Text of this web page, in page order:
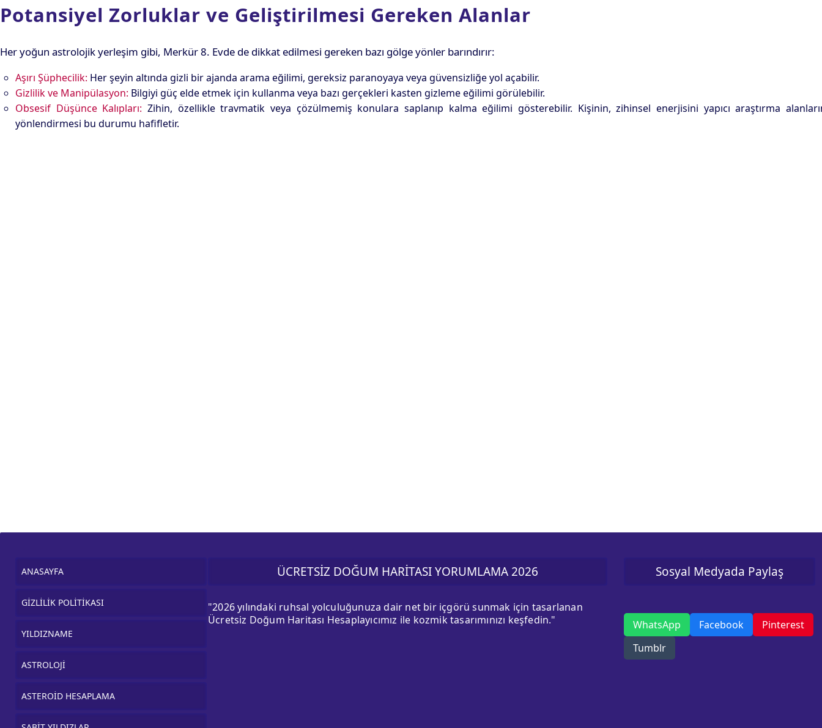
Potansiyel Zorluklar ve Geliştirilmesi Gereken Alanlar
Her yoğun astrolojik yerleşim gibi, Merkür 8. Evde de dikkat edilmesi gereken bazı gölge yönler barındırır:
Aşırı Şüphecilik: Her şeyin altında gizli bir ajanda arama eğilimi, gereksiz paranoyaya veya güvensizliğe yol açabilir.
Gizlilik ve Manipülasyon: Bilgiyi güç elde etmek için kullanma veya bazı gerçekleri kasten gizleme eğilimi görülebilir.
Obsesif Düşünce Kalıpları: Zihin, özellikle travmatik veya çözülmemiş konulara saplanıp kalma eğilimi gösterebilir. Kişinin, zihinsel enerjisini yapıcı araştırma
yönlendirmesi bu durumu hafifletir.
ANASAYFA
GİZLİLİK POLİTİKASI
YILDIZNAME
ASTROLOJİ
ASTEROİD HESAPLAMA
ÜCRETSİZ DOĞUM HARİTASI YORUMLAMA 2026
"2026 yılındaki ruhsal yolculuğunuza dair net bir içgörü sunmak için tasarlanan
Ücretsiz Doğum Haritası Hesaplayıcımız ile kozmik tasarımınızı keşfedin."
Sosyal Medyada Paylaş
WhatsApp Facebook
Pinterest
Tumblr